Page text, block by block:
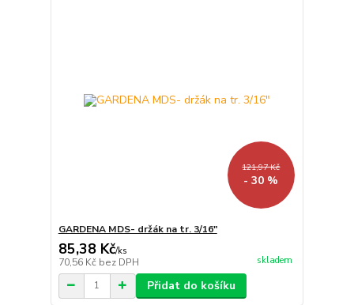
121,97 Kč
- 30 %
GARDENA MDS- držák na tr. 3/16"
85,38 Kč/ks
70,56 Kč bez DPH skladem
Přidat do košíku